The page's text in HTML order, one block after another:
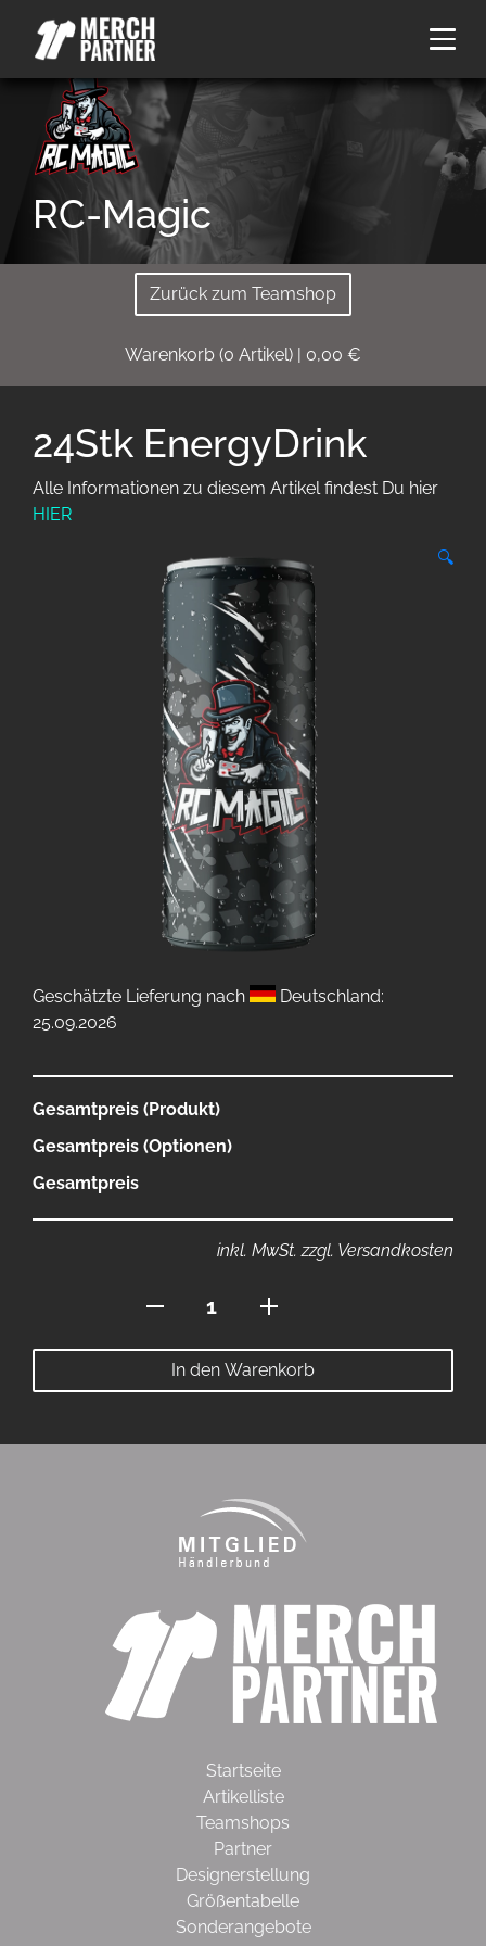
RC-Magic
Zurück zum Teamshop
Warenkorb (0 Artikel) | 0,00 €
24Stk EnergyDrink
Alle Informationen zu diesem Artikel findest Du hier
HIER
🔍
Geschätzte Lieferung nach
Deutschland:
25.09.2026
Gesamtpreis (Produkt)
Gesamtpreis (Optionen)
Gesamtpreis
inkl. MwSt. zzgl. Versandkosten
EnergyDrink
Menge
In den Warenkorb
Startseite
Artikelliste
Teamshops
Partner
Designerstellung
Größentabelle
Sonderangebote